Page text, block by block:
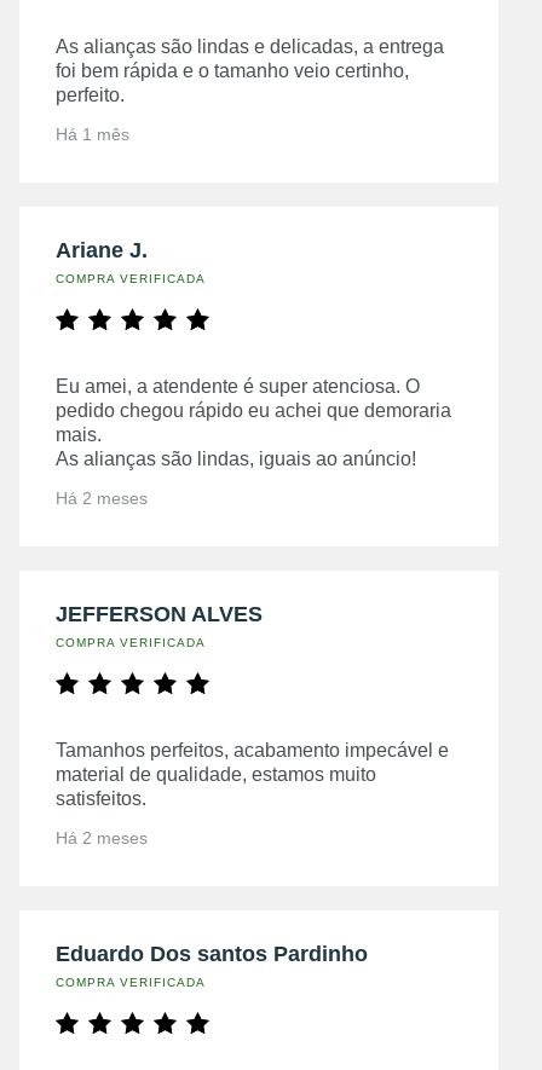
As alianças são lindas e delicadas, a entrega
foi bem rápida e o tamanho veio certinho,
perfeito.
Há 1 mês
Ariane J.
COMPRA VERIFICADA
Eu amei, a atendente é super atenciosa. O
pedido chegou rápido eu achei que demoraria
mais.
As alianças são lindas, iguais ao anúncio!
Há 2 meses
JEFFERSON ALVES
COMPRA VERIFICADA
Tamanhos perfeitos, acabamento impecável e
material de qualidade, estamos muito
satisfeitos.
Há 2 meses
Eduardo Dos santos Pardinho
COMPRA VERIFICADA